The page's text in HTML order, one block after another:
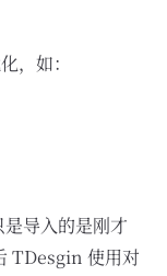
，如：
导入的是刚才
TDesgin 使用对